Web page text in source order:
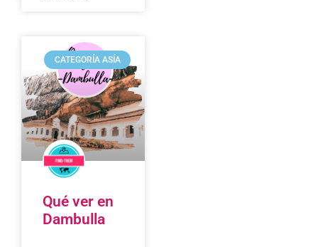
CATEGORÍA ASÍA
Qué ver en
Dambulla